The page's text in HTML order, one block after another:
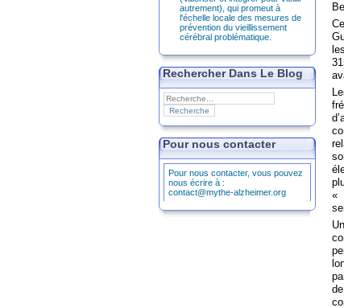
autrement), qui promeut à
l'échelle locale des mesures de
prévention du vieillissement
cérébral problématique.
Rechercher Dans Le Blog
Pour nous contacter
Pour nous contacter, vous pouvez
nous écrire à :
contact@mythe-alzheimer.org
«